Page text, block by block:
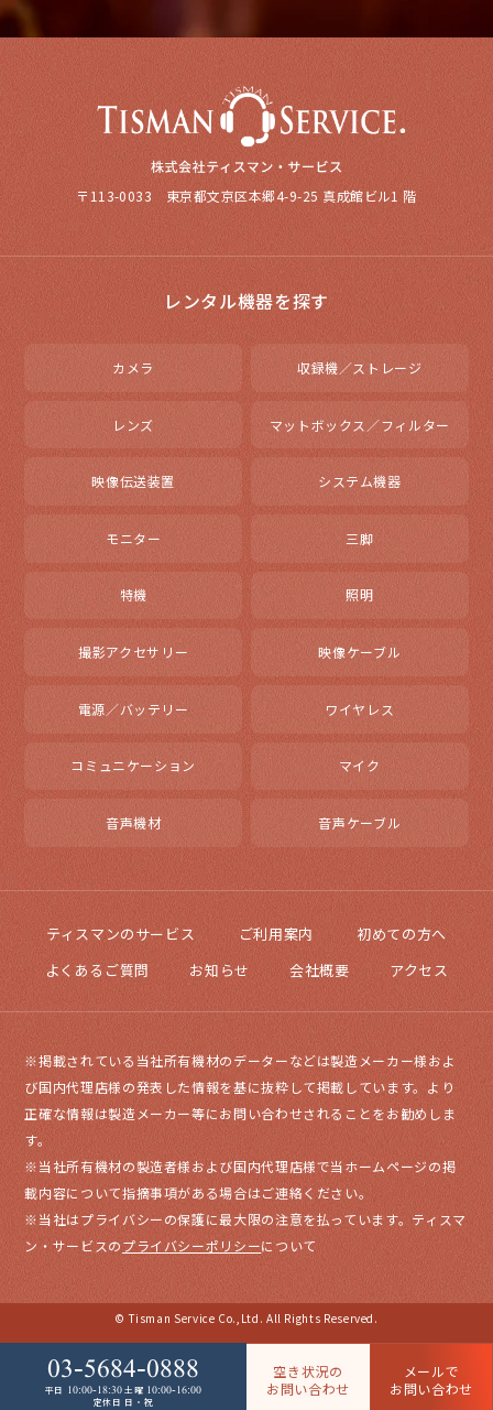
〒113-0033 東京都文京区本郷4-9-25 真成館ビル1 階
レンタル機器を探す
カメラ 収録機／ストレージ
レンズ マットボックス／フィルター
映像伝送装置 システム機器
モニター 三脚
特機 照明
撮影アクセサリー 映像ケーブル
電源／バッテリー ワイヤレス
コミュニケーション マイク
音声機材 音声ケーブル
ティスマンのサービス ご利用案内
初めての方へ
よくあるご質問
お知らせ 会社概要 アクセス
※掲載されている当社所有機材のデーターなどは製造メーカー様およ
び国内代理店様の発表した情報を基に抜粋して掲載しています。より
正確な情報は製造メーカー等にお問い合わせされることをお勧めしま
す。
※当社所有機材の製造者様および国内代理店様で当ホームページの掲
載内容について指摘事項がある場合はご連絡ください。
※当社はプライバシーの保護に最大限の注意を払っています。ティスマ
ン・サービスのプライバシーポリシーについて
© Tisman Service Co.,Ltd. All Rights Reserved.
03-5684-0888
平日 10:00-18:30土曜 10:00-16:00
定休日 日・祝
空き状況の
お問い合わせ
メールで
お問い合わせ